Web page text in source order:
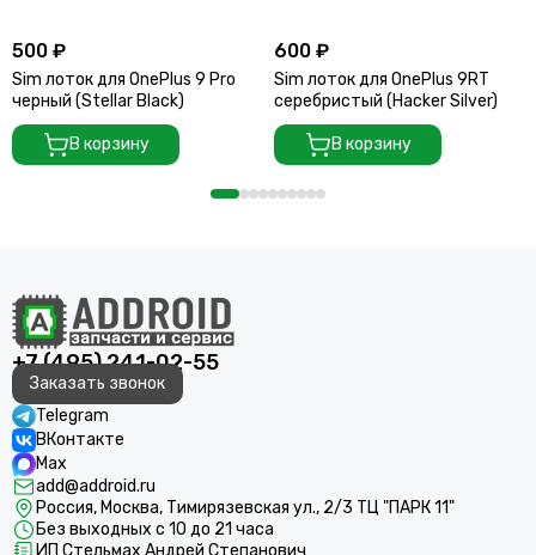
500 ₽
Sim лоток для OnePlus 9 Pro
черный (Stellar Black)
В корзину
600 ₽
Sim лоток для OnePlus 9RT
серебристый (Hacker Silver)
В корзину
+7 (495) 241-02-55
Заказать звонок
Telegram
ВКонтакте
Max
add@addroid.ru
Россия, Москва, Тимирязевская ул., 2/3 ТЦ "ПАРК 11"
Без выходных с 10 до 21 часа